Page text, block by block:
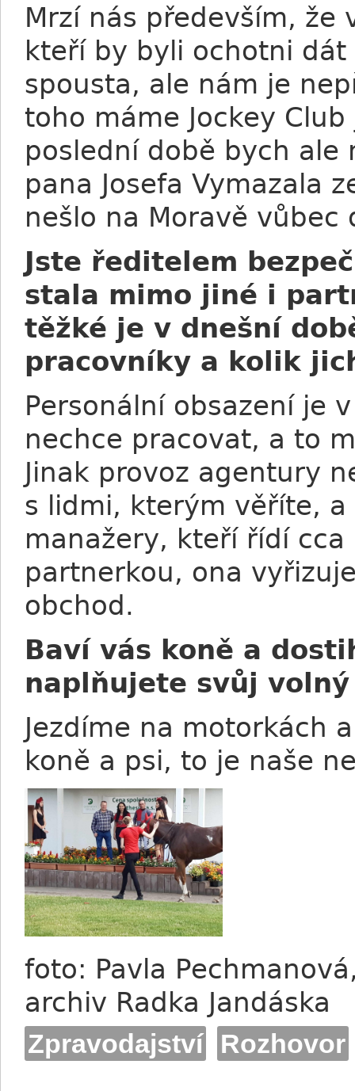
Mrzí nás především,
kteří by byli ochotni
spousta, ale nám je
toho máme Jockey
poslední době bych
pana Josefa Vymazala
nešlo na Moravě vůbec
Jste ředitelem
stala mimo jiné i
těžké je v dnešní
pracovníky a kolik
Personální obsazení je
nechce pracovat, a to
Jinak provoz agentury
s lidmi, kterým věříte,
manažery, kteří řídí
partnerkou, ona
obchod.
Baví vás koně a
naplňujete svůj volný
Jezdíme na motorkách
koně a psi, to je naše
foto: Pavla
archiv Radka Jandáska
Zpravodajství Rozhovor